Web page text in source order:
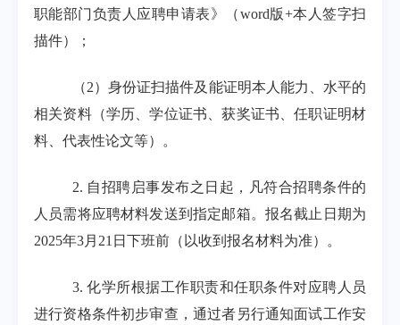
职能部门负责人应聘申请表》（word版+本人签字扫
描件）；
（2）身份证扫描件及能证明本人能力、水平的
相关资料（学历、学位证书、获奖证书、任职证明材
料、代表性论文等）。
2. 自招聘启事发布之日起，凡符合招聘条件的
人员需将应聘材料发送到指定邮箱。报名截止日期为
2025年3月 21 日下班前（以收到报名材料为准）。
3.化学所根据工作职责和任职条件对应聘人员
进行资格条件初步审查，通过者另行通知面试工作安